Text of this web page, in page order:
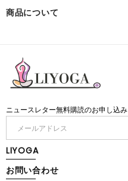
商品について
ニュースレター無料購読のお申し込み
LIYOGA
お問い合わせ